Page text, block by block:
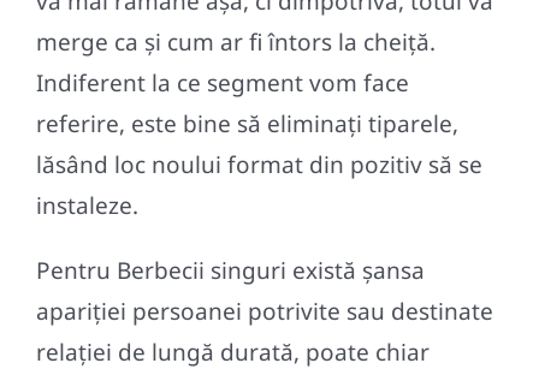
merge ca și cum ar fi întors la cheiță.
Indiferent la ce segment vom face
referire, este bine să eliminați tiparele,
lăsând loc noului format din pozitiv să se
instaleze.
Pentru Berbecii singuri există șansa
apariției persoanei potrivite sau destinate
relației de lungă durată, poate chiar